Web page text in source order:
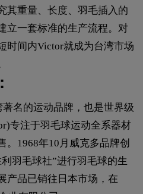
其重量、长度、羽毛插入的
立一套标准的生产流程。对
时间内Victor就成为台湾市场
名的运动品牌，也是世界级
专注于羽毛球运动全系器材
。1968年10月威克多品牌创
羽毛球社”进行羽毛球的生
产品已销往日本市场，在